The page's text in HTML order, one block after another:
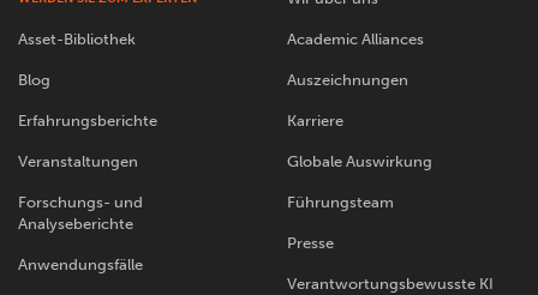
Asset-Bibliothek
Blog
Erfahrungsberichte
Veranstaltungen
Forschungs- und
Analyseberichte
Anwendungsfälle
Academic Alliances
Auszeichnungen
Karriere
Globale Auswirkung
Führungsteam
Presse
Verantwortungsbewusste KI